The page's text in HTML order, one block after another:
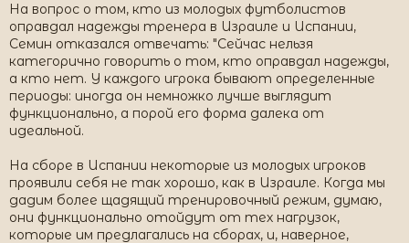
На вопрос о том, кто из молодых футболистов
оправдал надежды тренера в Израиле и Испании,
Семин отказался отвечать: "Сейчас нельзя
категорично говорить о том, кто оправдал надежды,
а кто нет. У каждого игрока бывают определенные
периоды: иногда он немножко лучше выглядит
функционально, а порой его форма далека от
идеальной.
На сборе в Испании некоторые из молодых игроков
проявили себя не так хорошо, как в Израиле. Когда мы
дадим более щадящий тренировочный режим, думаю,
они функционально отойдут от тех нагрузок,
которые им предлагались на сборах, и, наверное,